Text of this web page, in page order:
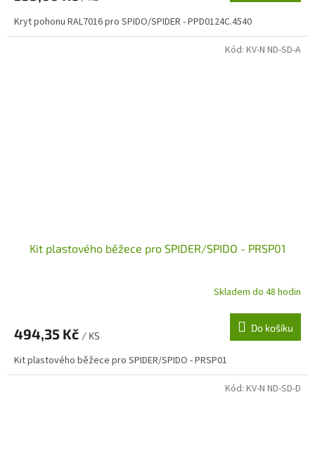
Kryt pohonu RAL7016 pro SPIDO/SPIDER - PPD0124C.4540
Kit plastového běžece pro SPIDER/SPIDO - PRSP01
Skladem do 48 hodin
494,35 Kč / KS
Do košíku
Kit plastového běžece pro SPIDER/SPIDO - PRSP01
Kód: KV-N ND-SD-A
Kód: KV-N ND-SD-D